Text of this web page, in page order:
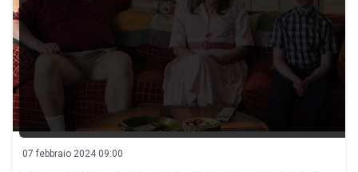
07 febbraio 2024 09:00